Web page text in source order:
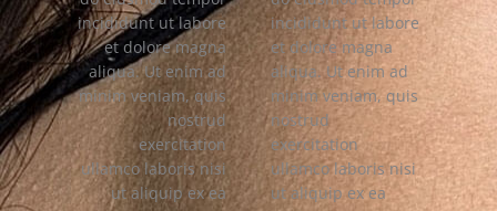
incididunt ut labore
et dolore magna
aliqua. Ut enim ad
minim veniam, quis
nostrud
exercitation
ullamco laboris nisi
ut aliquip ex ea
incididunt ut labore
et dolore magna
aliqua. Ut enim ad
minim veniam, quis
nostrud
exercitation
ullamco laboris nisi
ut aliquip ex ea